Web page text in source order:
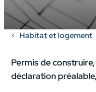
Habitat et logement
Permis de
déclaration